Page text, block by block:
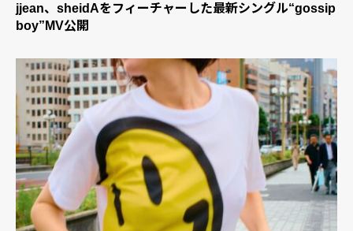
jjean、sheidAをフィーチャーした最新シングル“gossip
boy”MV公開